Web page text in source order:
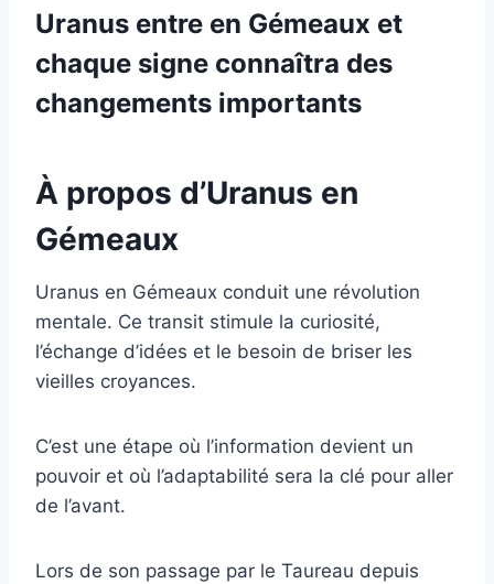
Uranus entre en Gémeaux et
chaque signe connaîtra des
changements importants
À propos d’Uranus en
Gémeaux
Uranus en Gémeaux conduit une révolution
mentale. Ce transit stimule la curiosité,
l’échange d’idées et le besoin de briser les
vieilles croyances.
C’est une étape où l’information devient un
pouvoir et où l’adaptabilité sera la clé pour aller
de l’avant.
Lors de son passage par le Taureau depuis